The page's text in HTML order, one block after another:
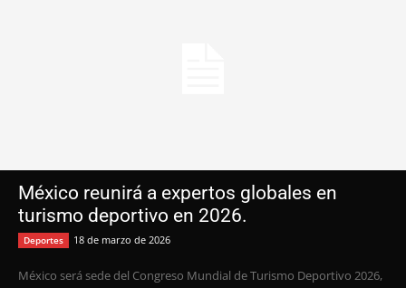
México reunirá a expertos globales en
turismo deportivo en 2026.
Deportes 18 de marzo de 2026
México será sede del Congreso Mundial de Turismo Deportivo 2026,